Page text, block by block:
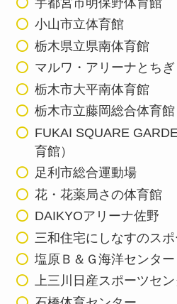
小山市立体育館
栃木県立県南体育館
マルワ・アリーナとちぎ
栃木市大平南体育館
栃木市立藤岡総合体育館
FUKAI SQUARE
育館）
足利市総合運動場
花・花薬局さの体育館
DAIKYOアリーナ佐野
三和住宅にしなすのス
塩原Ｂ＆Ｇ海洋センター
上三川日産スポーツセ